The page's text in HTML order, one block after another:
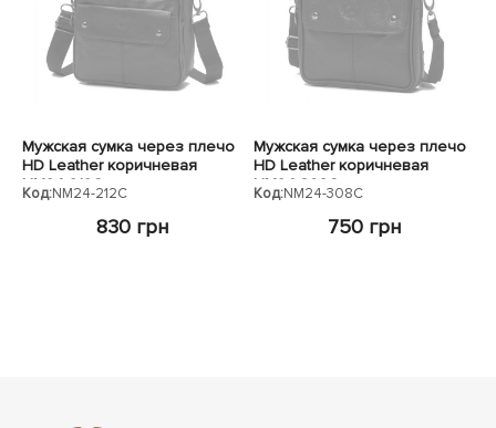
Показать все
Показать все
ЧЕХЛЫ ДЛЯ НОУТБУКОВ
Показать все
Мужская сумка через плечо
HD Leather коричневая
NM24-212C
Код:NM24-212C
830 грн
Мужская сумка через плечо
HD Leather коричневая
NM24-308C
Код:NM24-308C
750 грн